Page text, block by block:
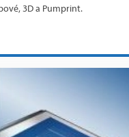
3D a Pumprint.